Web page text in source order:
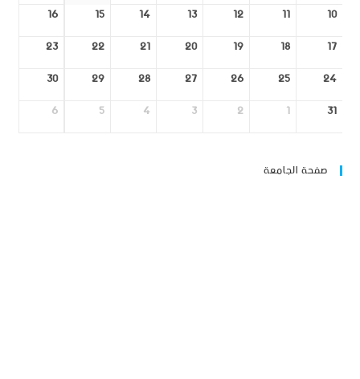
10
11
12
13
14
15
16
17
18
19
20
21
22
23
24
25
26
27
28
29
30
31
1
2
3
4
5
6
صفحة الجامعة